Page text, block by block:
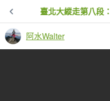
臺北大縱走第八段
阿水Walter